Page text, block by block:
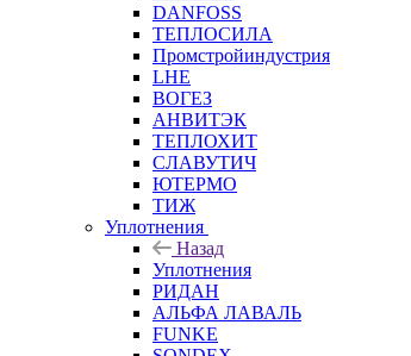
DANFOSS
ТЕПЛОСИЛА
Промстройиндустрия
LHE
ВОГЕЗ
АНВИТЭК
ТЕПЛОХИТ
СЛАВУТИЧ
ЮТЕРМО
ТИЖ
Уплотнения
Назад
Уплотнения
РИДАН
АЛЬФА ЛАВАЛЬ
FUNKE